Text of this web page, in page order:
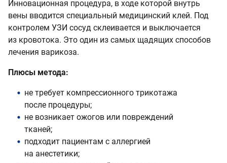
Инновационная процедура, в ходе которой внутрь
вены вводится специальный медицинский клей. Под
контролем УЗИ сосуд склеивается и выключается
из кровотока. Это один из самых щадящих способов
лечения варикоза.
Плюсы метода:
не требует компрессионного трикотажа
после процедуры;
не возникает ожогов или повреждений
тканей;
подходит пациентам с аллергией
на анестетики;